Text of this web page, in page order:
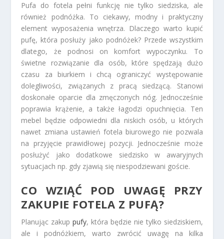
Pufa do fotela pełni funkcję nie tylko siedziska, ale
również podnóżka. To ciekawy, modny i praktyczny
element wyposażenia wnętrza. Dlaczego warto kupić
pufę, która posłuży jako podnóżek? Przede wszystkim
dlatego, że podnosi on komfort wypoczynku. To
świetne rozwiązanie dla osób, które spędzają dużo
czasu za biurkiem i chcą ograniczyć występowanie
dolegliwości, związanych z pracą siedzącą. Stanowi
doskonałe oparcie dla zmęczonych nóg. Jednocześnie
poprawia krążenie, a także łagodzi opuchnięcia. Ten
mebel będzie odpowiedni dla niskich osób, u których
nawet zmiana ustawień fotela biurowego nie pozwala
na przyjęcie prawidłowej pozycji. Jednocześnie może
posłużyć jako dodatkowe siedzisko w awaryjnych
sytuacjach np. gdy zjawią się niespodziewani goście.
CO WZIĄĆ POD UWAGĘ PRZY
ZAKUPIE FOTELA Z PUFĄ?
Planując zakuppufy, która będzie nie tylko siedziskiem,
ale i podnóżkiem, warto zwrócić uwagę na kilka